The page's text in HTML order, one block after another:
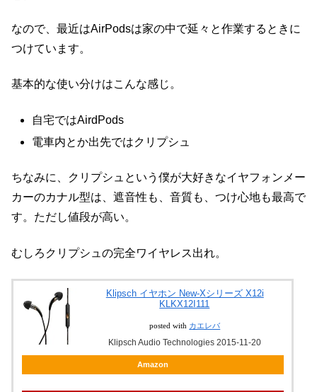
なので、最近はAirPodsは家の中で延々と作業するときに
つけています。
基本的な使い分けはこんな感じ。
自宅ではAirdPods
電車内とか出先ではクリプシュ
ちなみに、クリプシュという僕が大好きなイヤフォンメー
カーのカナル型は、遮音性も、音質も、つけ心地も最高で
す。ただし値段が高い。
むしろクリプシュの完全ワイヤレス出れ。
Klipsch イヤホン New-Xシリーズ X12i
KLKX12I111
posted with カエレバ
Klipsch Audio Technologies 2015-11-20
Amazon